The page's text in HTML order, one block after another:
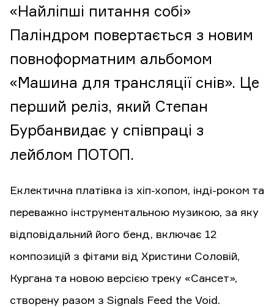
«Найліпші питання собі»
Паліндром повертається з новим
повноформатним альбомом
«Машина для трансляції снів». Це
перший реліз, який Степан
Бурбанвидає у співпраці з
лейблом ПОТОП.
Еклектична платівка із хіп-хопом, інді-роком та
переважно інструментальною музикою, за яку
відповідальний його бенд, включає 12
композицій з фітами від Христини Соловій,
Кургана та новою версією треку «Сансет»,
створену разом з Signals Feed the Void.